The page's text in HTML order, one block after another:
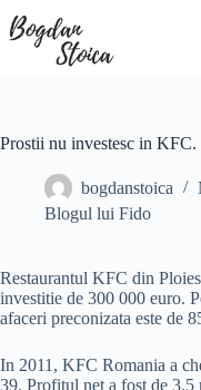
to
content
Prostii nu investesc in
bogdanstoica
Blogul lui Fido
Restaurantul KFC din
investitie de 300 000 euro.
afaceri preconizata este de
In 2011, KFC Romania a
39. Profitul net a fost de